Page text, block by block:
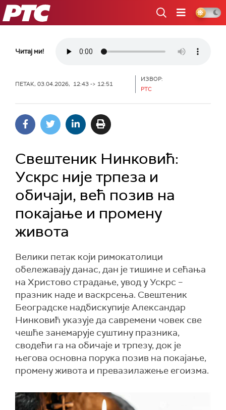
РТС
Читај ми!
ПЕТАК, 03.04.2026, 12:43 -> 12:51
ИЗВОР:
РТС
Свештеник Нинковић:
Ускрс није трпеза и
обичаји, већ позив на
покајање и промену
живота
Велики петак који римокатолици
обележавају данас, дан је тишине и сећања
на Христово страдање, увод у Ускрс –
празник наде и васкрсења. Свештеник
Београдске надбискупије Александар
Нинковић указује да савремени човек све
чешће занемарује суштину празника,
сводећи га на обичаје и трпезу, док је
његова основна порука позив на покајање,
промену живота и превазилажење егоизма.